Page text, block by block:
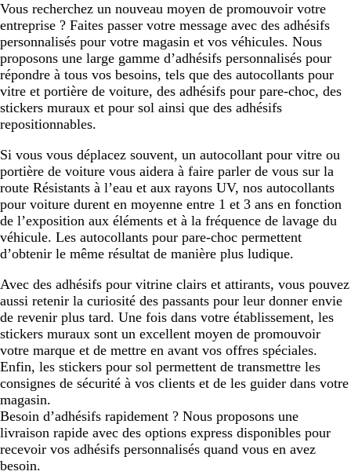
Vous recherchez un nouveau moyen de promouvoir votre
entreprise ? Faites passer votre message avec des adhésifs
personnalisés pour votre magasin et vos véhicules. Nous
proposons une large gamme d’adhésifs personnalisés pour
répondre à tous vos besoins, tels que des autocollants pour
vitre et portière de voiture, des adhésifs pour pare-choc, des
stickers muraux et pour sol ainsi que des adhésifs
repositionnables.
Si vous vous déplacez souvent, un autocollant pour vitre ou
portière de voiture vous aidera à faire parler de vous sur la
route Résistants à l’eau et aux rayons UV, nos autocollants
pour voiture durent en moyenne entre 1 et 3 ans en fonction
de l’exposition aux éléments et à la fréquence de lavage du
véhicule. Les autocollants pour pare-choc permettent
d’obtenir le même résultat de manière plus ludique.
Avec des adhésifs pour vitrine clairs et attirants, vous pouvez
aussi retenir la curiosité des passants pour leur donner envie
de revenir plus tard. Une fois dans votre établissement, les
stickers muraux sont un excellent moyen de promouvoir
votre marque et de mettre en avant vos offres spéciales.
Enfin, les stickers pour sol permettent de transmettre les
consignes de sécurité à vos clients et de les guider dans votre
magasin.
Besoin d’adhésifs rapidement ? Nous proposons une
livraison rapide avec des options express disponibles pour
recevoir vos adhésifs personnalisés quand vous en avez
besoin.